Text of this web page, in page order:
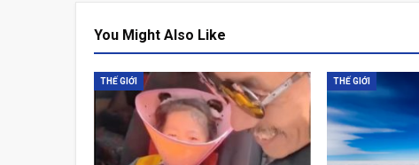
You Might Also Like
THẾ GIỚI THẾ GIỚI